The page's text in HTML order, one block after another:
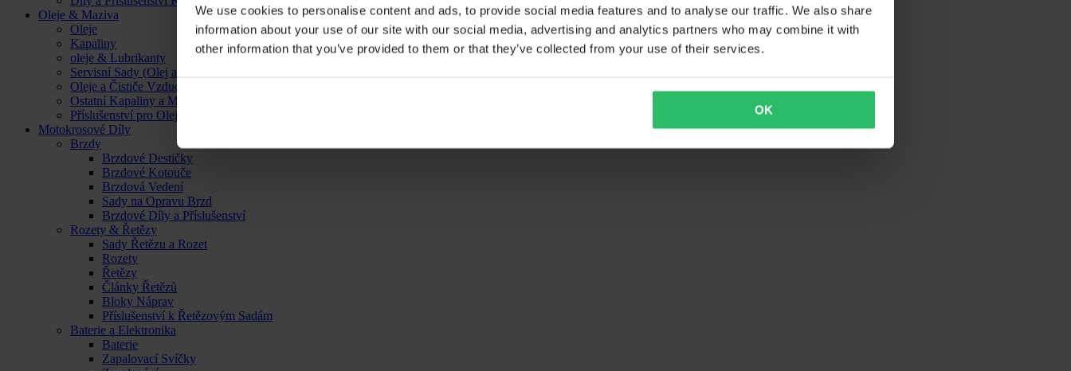
We use cookies to personalise content and ads, to provide social media features and to analyse our traffic. We also share
information about your use of our site with our social media, advertising and analytics partners who may combine it with
other information that you’ve provided to them or that they’ve collected from your use of their services.
OK
Oleje & Maziva
Oleje
Kapaliny
oleje & Lubrikanty
Servisní Sady (Olej a Filtr)
Oleje a Čističe Vzduchových Filtrů
Ostatní Kapaliny a Maziva
Příslušenství pro Oleje, Kapaliny a Maziva
Motokrosové Díly
Brzdy
Brzdové Destičky
Brzdové Kotouče
Brzdová Vedení
Sady na Opravu Brzd
Brzdové Díly a Příslušenství
Rozety & Řetězy
Sady Řetězu a Rozet
Rozety
Řetězy
Články Řetězů
Bloky Náprav
Příslušenství k Řetězovým Sadám
Baterie a Elektronika
Baterie
Zapalovací Svíčky